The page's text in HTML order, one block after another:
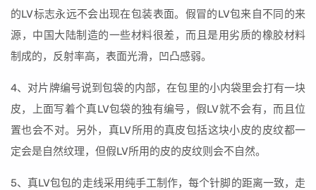
的LV标志永远不会出现在包装表面。假冒的LV包来自不同的来
源，中国大陆制造的一些材料很差，而且是用劣质的橡胶材料
制成的，反射率高，表面光滑，凹凸感弱。
4、对片牌编号说到包袋的内部，在包里的小内袋里会打有一块
皮，上面写着个真LV包袋的独有编号，假LV就不会有，而且位
置也会不对。另外，真LV所用的真皮包括这块小皮的皮纹都一
定会是自然纹理，但假LV所用的皮的皮纹则会不自然。
5、真LV包包的走线采用纯手工制作，每个针脚的距离一致，走